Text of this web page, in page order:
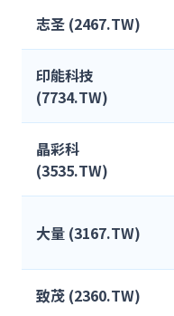
志圣 (2467.TW)
印能科技
(7734.TW)
晶彩科
(3535.TW)
大量 (3167.TW)
致茂 (2360.TW)